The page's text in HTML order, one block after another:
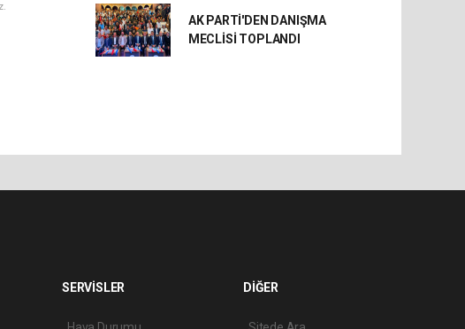
AK PARTİ'DEN DANIŞMA
MECLİSİ TOPLANDI
SERVİSLER DİĞER